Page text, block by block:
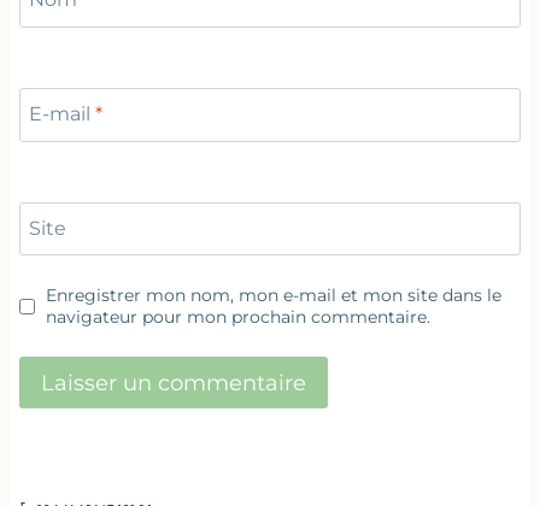
E-mail *
Site
Enregistrer mon nom, mon e-mail et mon site dans le
navigateur pour mon prochain commentaire.